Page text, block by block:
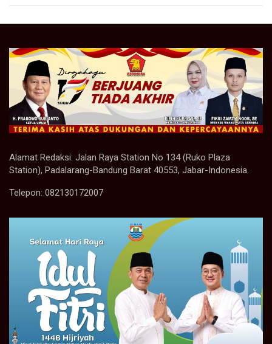
Alamat Redaksi: Jalan Raya Station No 134 (Ruko Plaza
Station), Padalarang-Bandung Barat 40553, Jabar-Indonesia.
Telepon: 082130172007